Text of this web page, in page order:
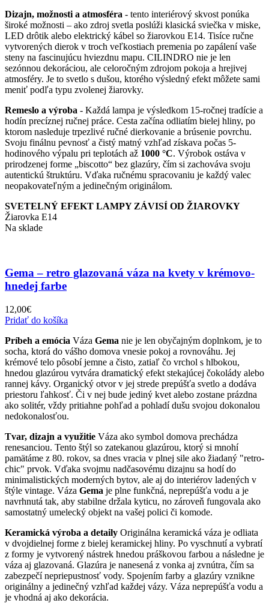
Dizajn, možnosti a atmosféra - tento interiérový skvost ponúka
široké možnosti – ako zdroj svetla poslúži klasická sviečka v miske,
LED drôtik alebo elektrický kábel so žiarovkou E14. Tisíce ručne
vytvorených dierok v troch veľkostiach premenia po zapálení vaše
steny na fascinujúcu hviezdnu mapu. CILINDRO nie je len
sezónnou dekoráciou, ale celoročným zdrojom pokoja a hrejivej
atmosféry. Je to svetlo s dušou, ktorého výsledný efekt môžete sami
meniť podľa typu zvolenej žiarovky.
Remeslo a výroba - Každá lampa je výsledkom 15-ročnej tradície a
hodín precíznej ručnej práce. Cesta začína odliatím bielej hliny, po
ktorom nasleduje trpezlivé ručné dierkovanie a brúsenie povrchu.
Svoju finálnu pevnosť a čistý matný vzhľad získava počas 5-
hodinového výpalu pri teplotách až 1000 °C. Výrobok ostáva v
prirodzenej forme „biscotto“ bez glazúry, čím si zachováva svoju
autentickú štruktúru. Vďaka ručnému spracovaniu je každý valec
neopakovateľným a jedinečným originálom.
SVETELNÝ EFEKT LAMPY ZÁVISÍ OD ŽIAROVKY
Žiarovka E14
Na sklade
Gema – retro glazovaná váza na kvety v krémovo-
hnedej farbe
12,00€
Pridať do košíka
Príbeh a emócia Váza Gema nie je len obyčajným doplnkom, je to
socha, ktorá do vášho domova vnesie pokoj a rovnováhu. Jej
krémové telo pôsobí jemne a čisto, zatiaľ čo vrchol s hlbokou,
hnedou glazúrou vytvára dramatický efekt stekajúcej čokolády alebo
rannej kávy. Organický otvor v jej strede prepúšťa svetlo a dodáva
priestoru ľahkosť. Či v nej bude jediný kvet alebo zostane prázdna
ako solitér, vždy pritiahne pohľad a pohladí dušu svojou dokonalou
nedokonalosťou.
Tvar, dizajn a využitie Váza ako symbol domova prechádza
renesanciou. Tento štýl so zatekanou glazúrou, ktorý si mnohí
pamätáme z 80. rokov, sa dnes vracia v plnej sile ako žiadaný "retro-
chic" prvok. Vďaka svojmu nadčasovému dizajnu sa hodí do
minimalistických moderných bytov, ale aj do interiérov ladených v
štýle vintage. Váza Gema je plne funkčná, neprepúšťa vodu a je
navrhnutá tak, aby stabilne držala kyticu, no zároveň fungovala ako
samostatný umelecký objekt na vašej polici či komode.
Keramická výroba a detaily Originálna keramická váza je odliata
v dvojdielnej forme z bielej keramickej hliny. Po vyschnutí a vybratí
z formy je vytvorený nástrek hnedou práškovou farbou a následne je
váza aj glazovaná. Glazúra je nanesená z vonka aj zvnútra, čím sa
zabezpečí nepriepustnosť vody. Spojením farby a glazúry vznikne
originálny a jedinečný vzhľad každej vázy. Váza neprepúšťa vodu a
je vhodná aj ako dekorácia.